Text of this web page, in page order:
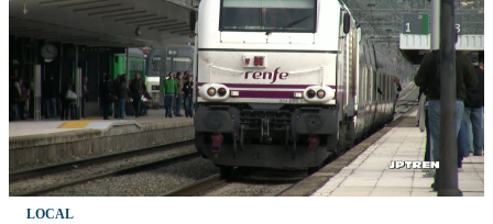
LOCAL